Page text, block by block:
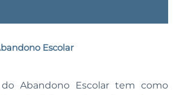
Escolar
Abandono Escolar tem como